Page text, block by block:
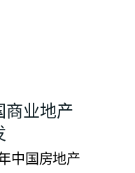
商业地产
中国房地产